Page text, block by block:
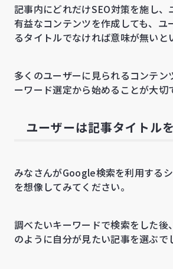
記事内にどれだけSEO対策を施し、
有益なコンテンツを作成しても、ユ
るタイトルでなければ意味が無いと
多くのユーザーに見られるコンテン
ーワード選定から始めることが大切
ユーザーは記事タイトル
みなさんがGoogle検索を利用する
を想像してみてください。
調べたいキーワードで検索をした後
のように自分が見たい記事を選ぶで